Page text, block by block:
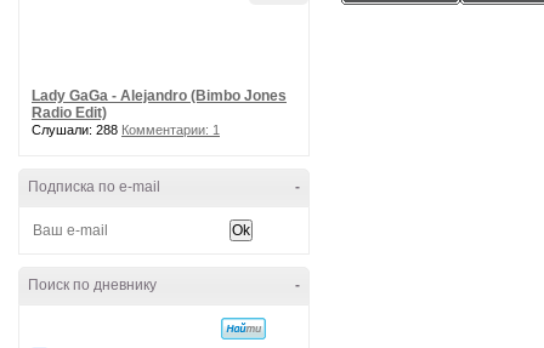
Lady GaGa - Alejandro (Bimbo Jones
Radio Edit)
Слушали: 288 Комментарии: 1
-
Подписка по e-mail
-
Поиск по дневнику